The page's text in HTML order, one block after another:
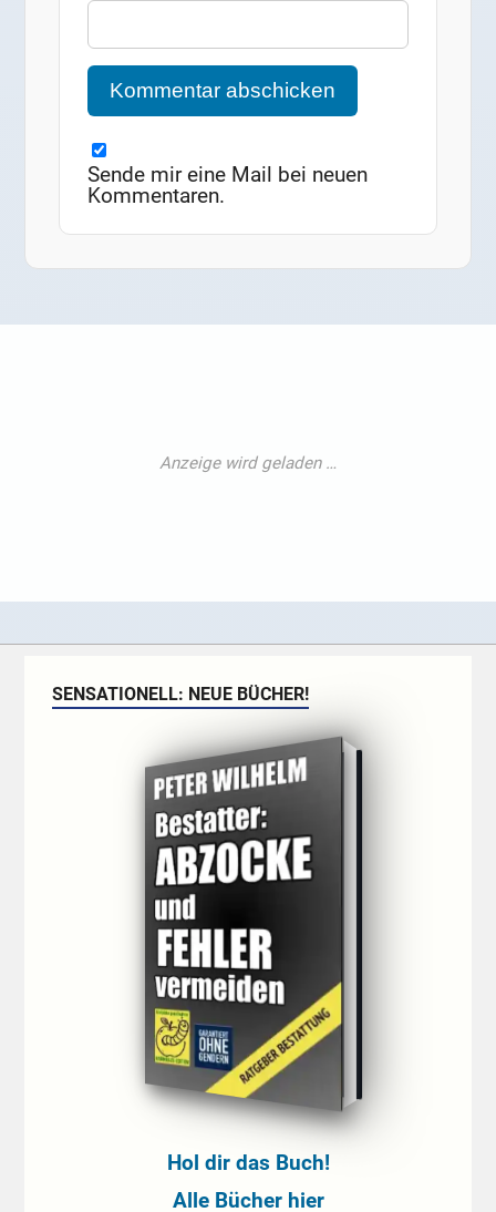
Sende mir eine Mail bei neuen
Kommentaren.
SENSATIONELL: NEUE BÜCHER!
Hol dir das Buch!
Alle Bücher hier